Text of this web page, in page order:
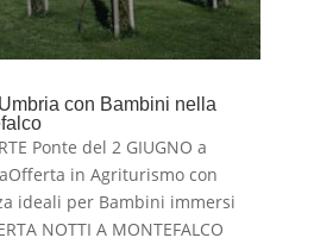
con Bambini nella
Ponte del 2 GIUGNO a
in Agriturismo con
ideali per Bambini immersi
NOTTI A MONTEFALCO